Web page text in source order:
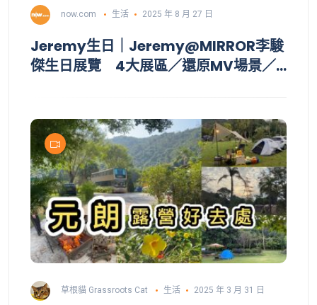
now.com 生活 2025 年 8 月 27 日
Jeremy生日｜Jeremy@MIRROR李駿
傑生日展覽 4大展區／還原MV場景／
草根貓 Grassroots Cat 生活 2025 年 3 月 31 日